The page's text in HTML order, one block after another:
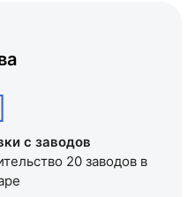
с заводов
20 заводов в